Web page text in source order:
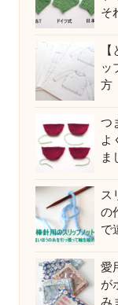
そ
ッ
方
つ
よ
ま
ス
の
で
愛
が
み